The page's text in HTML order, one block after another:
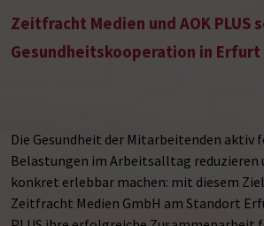
Zeitfracht Medien und AOK PLUS
Gesundheitskooperation in
Die Gesundheit der Mitarbeitenden aktiv
Belastungen im Arbeitsalltag reduzieren
konkret erlebbar machen: mit diesem
Zeitfracht Medien GmbH am Standort